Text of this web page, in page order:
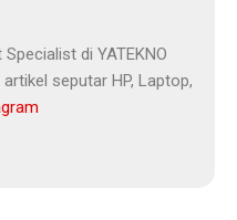
di YATEKNO
seputar HP, Laptop,